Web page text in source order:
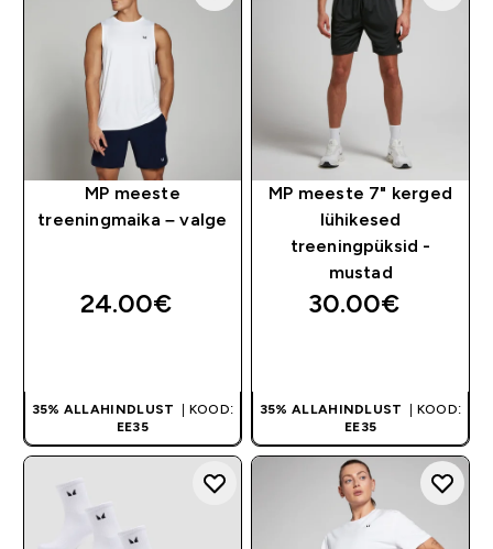
MP meeste
treeningmaika – valge
24.00€‎
35% ALLAHINDLUST
| KOOD:
EE35
MP meeste 7" kerged
lühikesed
treeningpüksid -
mustad
30.00€‎
35% ALLAHINDLUST
| KOOD:
EE35